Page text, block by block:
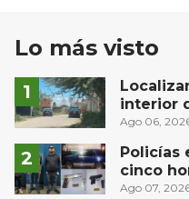
Lo más visto
interior
Ago 06,
Policías
cinco
Puebla
Ago 07,